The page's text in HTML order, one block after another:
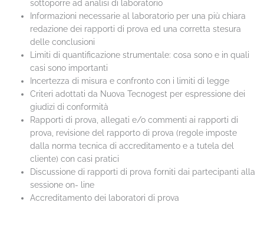
sottoporre ad analisi di laboratorio
Informazioni necessarie al laboratorio per una più chiara
redazione dei rapporti di prova ed una corretta stesura
delle conclusioni
Limiti di quantificazione strumentale: cosa sono e in quali
casi sono importanti
Incertezza di misura e confronto con i limiti di legge
Criteri adottati da Nuova Tecnogest per espressione dei
giudizi di conformità
Rapporti di prova, allegati e/o commenti ai rapporti di
prova, revisione del rapporto di prova (regole imposte
dalla norma tecnica di accreditamento e a tutela del
cliente) con casi pratici
Discussione di rapporti di prova forniti dai partecipanti alla
sessione on- line
Accreditamento dei laboratori di prova